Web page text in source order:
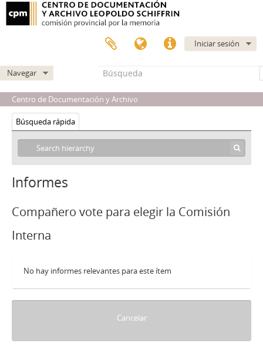
Iniciar sesión
Navegar
Centro de Documentación y Archivo
Búsqueda rápida
Informes
Compañero vote para elegir la Comisión
Interna
No hay informes relevantes para este ítem
Cancelar